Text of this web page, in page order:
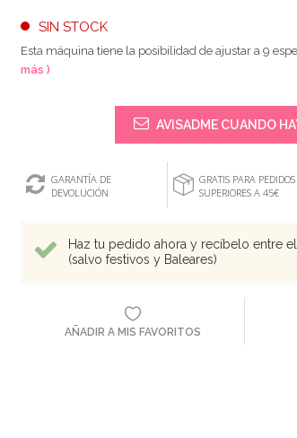
SIN STOCK
Esta máquina tiene la posibilidad de ajustar a 9
más )
AVISADME CUANDO
GARANTÍA DE
DEVOLUCIÓN
GRATIS PARA PEDIDOS
SUPERIORES A 45€
Haz tu pedido ahora y recíbelo entre
(salvo festivos y Baleares)
AÑADIR A MIS FAVORITOS